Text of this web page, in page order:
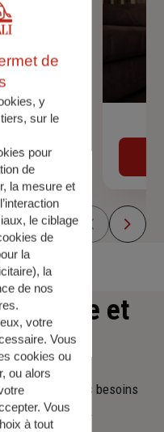
et
sécuriser vos besoins
de demain.
de
y
sur le
pour
de
la mesure et
le ciblage
de
la
), la
de nos
votre
Vous
cookies ou
ou alors
Vous
à tout